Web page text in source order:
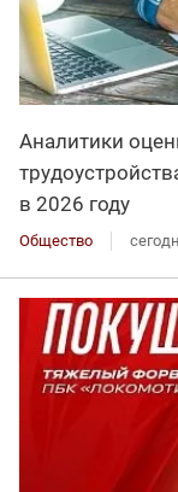
Аналитики
в 2026 году
Общество